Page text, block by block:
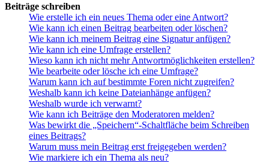
Beiträge schreiben
Wie erstelle ich ein neues Thema oder eine Antwort?
Wie kann ich einen Beitrag bearbeiten oder löschen?
Wie kann ich meinem Beitrag eine Signatur anfügen?
Wie kann ich eine Umfrage erstellen?
Wieso kann ich nicht mehr Antwortmöglichkeiten erstellen?
Wie bearbeite oder lösche ich eine Umfrage?
Warum kann ich auf bestimmte Foren nicht zugreifen?
Weshalb kann ich keine Dateianhänge anfügen?
Weshalb wurde ich verwarnt?
Wie kann ich Beiträge den Moderatoren melden?
Was bewirkt die „Speichern“-Schaltfläche beim Schreiben
eines Beitrags?
Warum muss mein Beitrag erst freigegeben werden?
Wie markiere ich ein Thema als neu?